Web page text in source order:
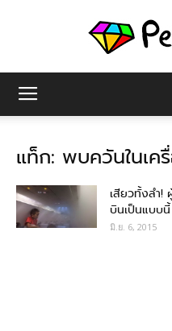
แท็ก: พบควันในเค
เสียวทั้งลำ!
บินเป็นแบบนี้
มิ.ย. 6, 2015